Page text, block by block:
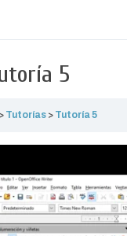
5
Tutorías Tutoría 5